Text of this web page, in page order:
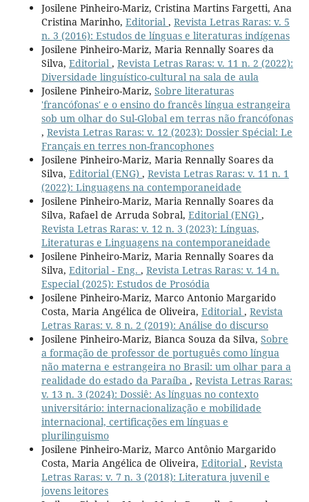
Josilene Pinheiro-Mariz, Cristina Martins Fargetti, Ana
Cristina Marinho, Editorial , Revista Letras Raras: v. 5
n. 3 (2016): Estudos de línguas e literaturas indígenas
Josilene Pinheiro-Mariz, Maria Rennally Soares da
Silva, Editorial , Revista Letras Raras: v. 11 n. 2 (2022):
Diversidade linguístico-cultural na sala de aula
Josilene Pinheiro-Mariz, Sobre literaturas
'francófonas' e o ensino do francês língua estrangeira
sob um olhar do Sul-Global em terras não francófonas
, Revista Letras Raras: v. 12 (2023): Dossier Spécial: Le
Français en terres non-francophones
Josilene Pinheiro-Mariz, Maria Rennally Soares da
Silva, Editorial (ENG) , Revista Letras Raras: v. 11 n. 1
(2022): Linguagens na contemporaneidade
Josilene Pinheiro-Mariz, Maria Rennally Soares da
Silva, Rafael de Arruda Sobral, Editorial (ENG) ,
Revista Letras Raras: v. 12 n. 3 (2023): Línguas,
Literaturas e Linguagens na contemporaneidade
Josilene Pinheiro-Mariz, Maria Rennally Soares da
Silva, Editorial - Eng. , Revista Letras Raras: v. 14 n.
Especial (2025): Estudos de Prosódia
Josilene Pinheiro-Mariz, Marco Antonio Margarido
Costa, Maria Angélica de Oliveira, Editorial , Revista
Letras Raras: v. 8 n. 2 (2019): Análise do discurso
Josilene Pinheiro-Mariz, Bianca Souza da Silva, Sobre
a formação de professor de português como língua
não materna e estrangeira no Brasil: um olhar para a
realidade do estado da Paraíba , Revista Letras Raras:
v. 13 n. 3 (2024): Dossiê: As línguas no contexto
universitário: internacionalização e mobilidade
internacional, certificações em línguas e
plurilinguismo
Josilene Pinheiro-Mariz, Marco Antônio Margarido
Costa, Maria Angélica de Oliveira, Editorial , Revista
Letras Raras: v. 7 n. 3 (2018): Literatura juvenil e
jovens leitores